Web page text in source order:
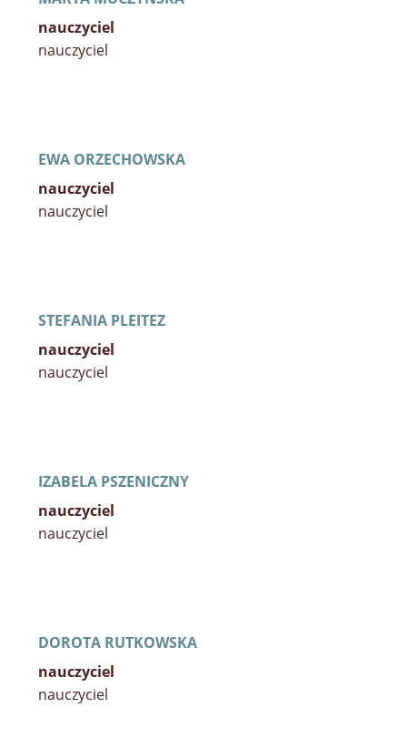
nauczyciel
nauczyciel
EWA ORZECHOWSKA
nauczyciel
nauczyciel
STEFANIA PLEITEZ
nauczyciel
nauczyciel
IZABELA PSZENICZNY
nauczyciel
nauczyciel
DOROTA RUTKOWSKA
nauczyciel
nauczyciel